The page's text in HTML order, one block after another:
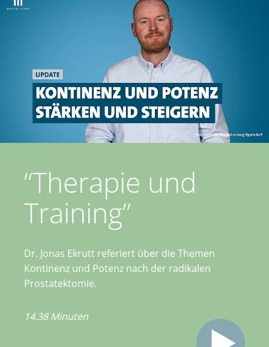
“Therapie und
Training”
Dr. Jonas Ekrutt referiert über die Themen
Kontinenz und Potenz nach der radikalen
Prostatektomie.
14.38 Minuten